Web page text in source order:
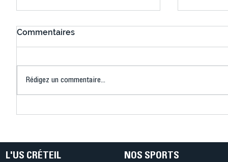
Ping ? Quand le tennis de
termine
Commentaires
Rédigez un commentaire...
L'US CRÉTEIL NOS SPORTS